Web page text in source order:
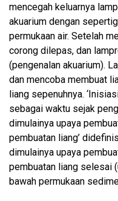
mencegah keluarnya
akuarium dengan
permukaan air. Setelah
corong dilepas, dan
(pengenalan akuarium).
dan mencoba membuat
liang sepenuhnya.
sebagai waktu sejak
dimulainya upaya
pembuatan liang’
dimulainya upaya
pembuatan liang selesai
bawah permukaan